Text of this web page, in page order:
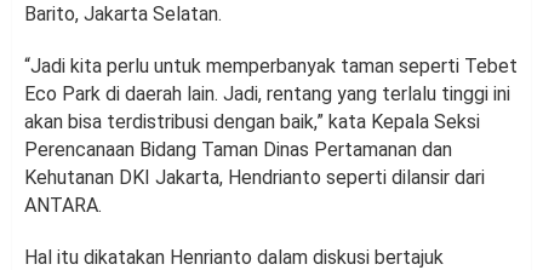
Barito, Jakarta Selatan.
“Jadi kita perlu untuk memperbanyak taman seperti Tebet
Eco Park di daerah lain. Jadi, rentang yang terlalu tinggi ini
akan bisa terdistribusi dengan baik,” kata Kepala Seksi
Perencanaan Bidang Taman Dinas Pertamanan dan
Kehutanan DKI Jakarta, Hendrianto seperti dilansir dari
ANTARA.
Hal itu dikatakan Henrianto dalam diskusi bertajuk